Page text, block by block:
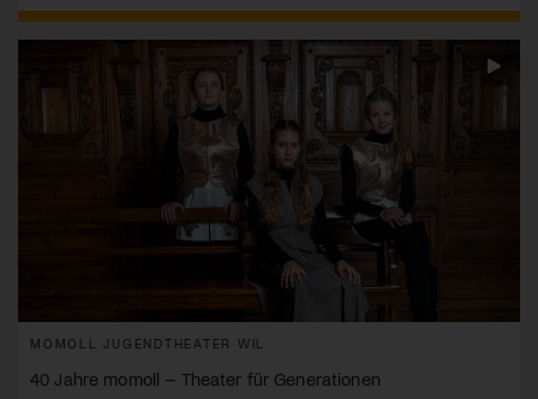
MOMOLL JUGENDTHEATER WIL
40 Jahre momoll – Theater für Generationen